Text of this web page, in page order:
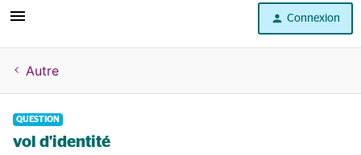
Aide
Connexion
Autre
QUESTION
vol d'identité